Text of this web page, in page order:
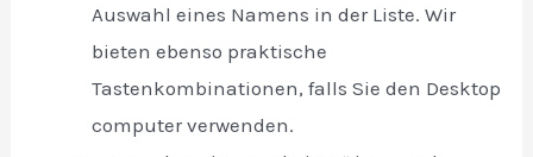
Auswahl eines Namens in der Liste. Wir
bieten ebenso praktische
Tastenkombinationen, falls Sie den Desktop
computer verwenden.